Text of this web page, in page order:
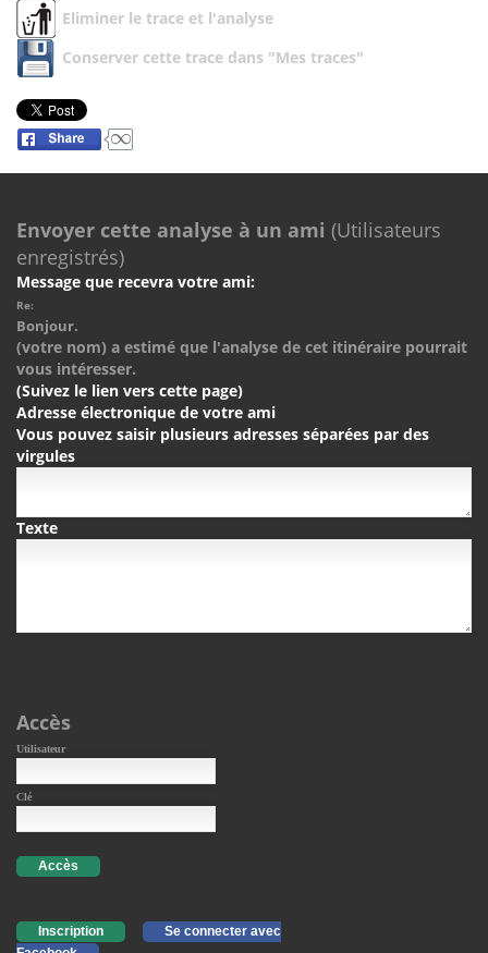
Eliminer le trace et l'analyse
Conserver cette trace dans "Mes traces"
Envoyer cette analyse à un ami (Utilisateurs
enregistrés)
Message que recevra votre ami:
Re:
Bonjour.
(votre nom) a estimé que l'analyse de cet itinéraire pourrait
vous intéresser.
(Suivez le lien vers cette page)
Adresse électronique de votre ami
Vous pouvez saisir plusieurs adresses séparées par des
virgules
Texte
Accès
Utilisateur
Clé
Accès
Inscription
Se connecter avec